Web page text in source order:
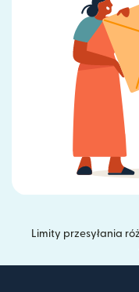
Limity przesyłania